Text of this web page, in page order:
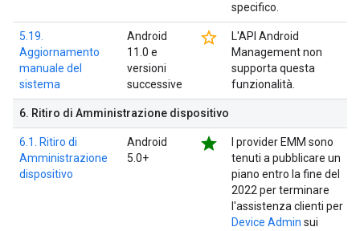
specifico.
5.19.
Aggiornamento
manuale del
sistema
Android
11.0 e
versioni
successive
star_border
L'API Android
Management non
supporta questa
funzionalità.
6. Ritiro di Amministrazione dispositivo
6.1. Ritiro di
Amministrazione
dispositivo
Android
5.0+
star
I provider EMM sono
tenuti a pubblicare un
piano entro la fine del
2022 per terminare
l'assistenza clienti per
Device Admin sui